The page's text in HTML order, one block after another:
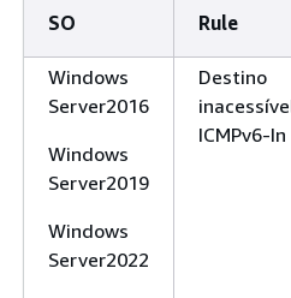
SO Rule
Windows
Server2016
Windows
Server2019
Windows
Server2022
Destino
ICMPv6-In